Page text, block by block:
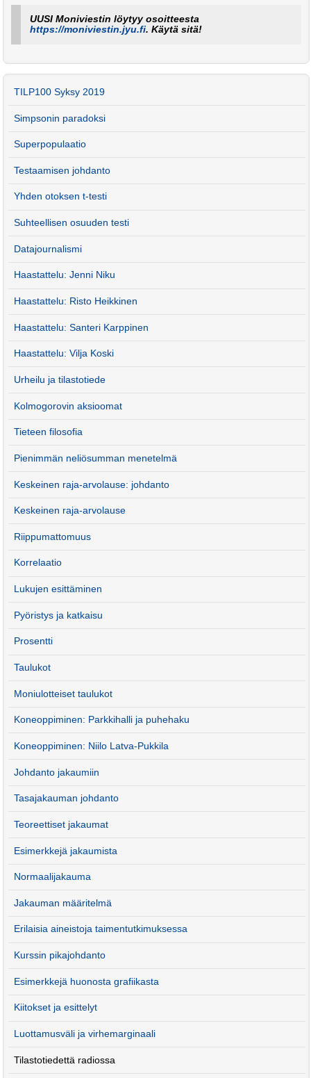
UUSI Moniviestin löytyy osoitteesta
https://moniviestin.jyu.fi. Käytä sitä!
TILP100 Syksy 2019
Simpsonin paradoksi
Superpopulaatio
Testaamisen johdanto
Yhden otoksen t-testi
Suhteellisen osuuden testi
Datajournalismi
Haastattelu: Jenni Niku
Haastattelu: Risto Heikkinen
Haastattelu: Santeri Karppinen
Haastattelu: Vilja Koski
Urheilu ja tilastotiede
Kolmogorovin aksioomat
Tieteen filosofia
Pienimmän neliösumman menetelmä
Keskeinen raja-arvolause: johdanto
Keskeinen raja-arvolause
Riippumattomuus
Korrelaatio
Lukujen esittäminen
Pyöristys ja katkaisu
Prosentti
Taulukot
Moniulotteiset taulukot
Koneoppiminen: Parkkihalli ja puhehaku
Koneoppiminen: Niilo Latva-Pukkila
Johdanto jakaumiin
Tasajakauman johdanto
Teoreettiset jakaumat
Esimerkkejä jakaumista
Normaalijakauma
Jakauman määritelmä
Erilaisia aineistoja taimentutkimuksessa
Kurssin pikajohdanto
Esimerkkejä huonosta grafiikasta
Kiitokset ja esittelyt
Luottamusväli ja virhemarginaali
Tilastotiedettä radiossa